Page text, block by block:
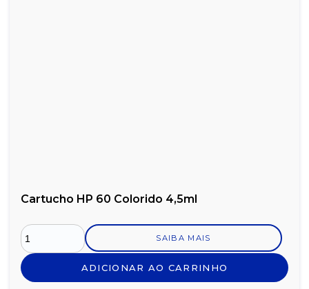
Cartucho HP 60 Colorido 4,5ml
SAIBA MAIS
ADICIONAR AO CARRINHO